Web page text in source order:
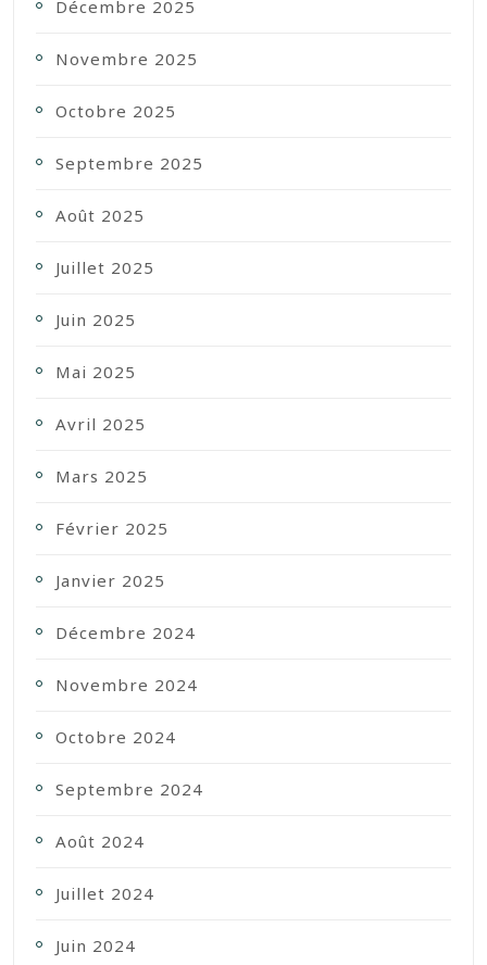
Décembre 2025
Novembre 2025
Octobre 2025
Septembre 2025
Août 2025
Juillet 2025
Juin 2025
Mai 2025
Avril 2025
Mars 2025
Février 2025
Janvier 2025
Décembre 2024
Novembre 2024
Octobre 2024
Septembre 2024
Août 2024
Juillet 2024
Juin 2024